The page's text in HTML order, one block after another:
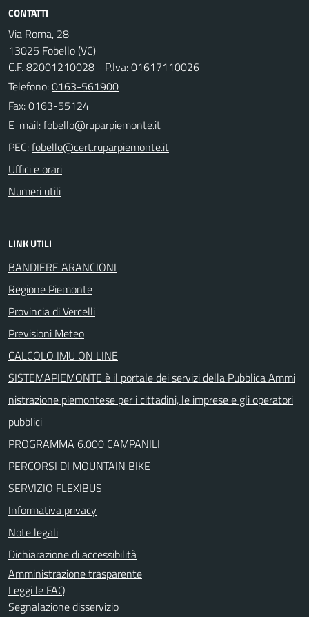
CONTATTI
Via Roma, 28
13025 Fobello (VC)
C.F. 82001210028 - P.Iva: 01617110026
Telefono:0163-561900
Fax: 0163-55124
E-mail:
PEC:
Uffici e orari
Numeri utili
LINK UTILI
BANDIERE ARANCIONI
Regione Piemonte
Provincia di Vercelli
Previsioni Meteo
CALCOLO IMU ON LINE
SISTEMAPIEMONTE è il portale dei servizi della Pubblica Ammi
nistrazione piemontese per i cittadini, le imprese e gli operatori
pubblici
PROGRAMMA 6.000 CAMPANILI
PERCORSI DI MOUNTAIN BIKE
SERVIZIO FLEXIBUS
Informativa privacy
Note legali
Dichiarazione di accessibilità
Amministrazione trasparente
Leggi le FAQ
Segnalazione disservizio